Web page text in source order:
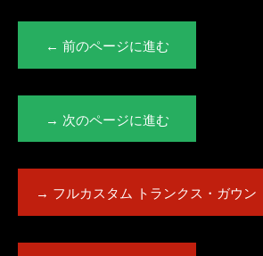
← 前のページに進む
→ 次のページに進む
→ フルカスタム トランクス・ガウン